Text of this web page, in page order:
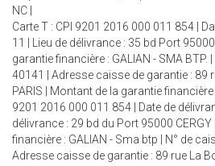
NC |
Carte T : CPI 9201 2016 000 011 854 |
11 | Lieu de délivrance : 35 bd Port
garantie financière : GALIAN - SMA BTP.
40141 | Adresse caisse de garantie : 89
PARIS | Montant de la garantie financière
9201 2016 000 011 854 | Date de
délivrance : 29 bd du Port 95000
financière : GALIAN - Sma btp | N° de
Adresse caisse de garantie : 89 rue La